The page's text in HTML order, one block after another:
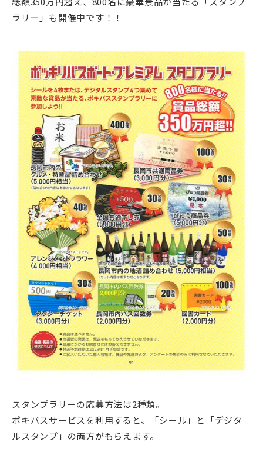
ラリー」も開催中です！！
スタンプラリーの応募方法は2種類。
ポキパスサービスを利用すると、「シール」と「デジタ
ルスタンプ」の両方がもらえます。